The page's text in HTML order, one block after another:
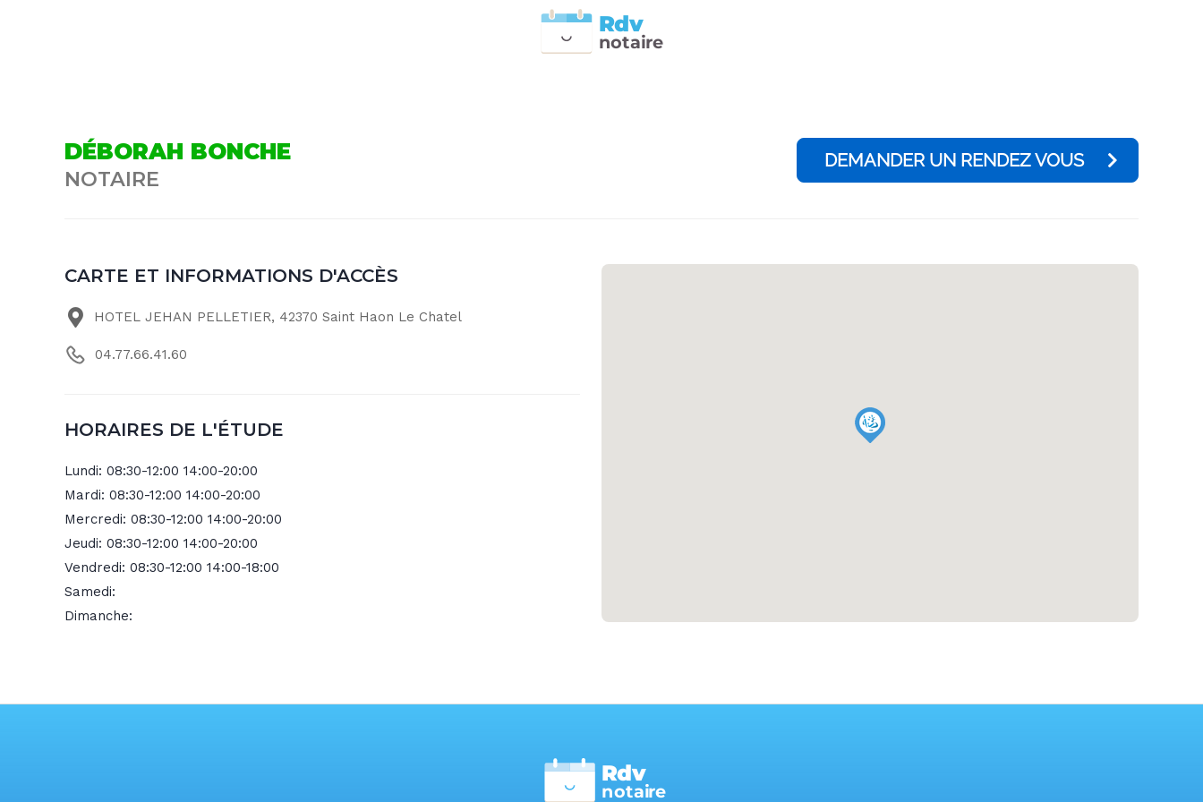
notaire
Rdv
DÉBORAH BONCHE
NOTAIRE
DEMANDER UN RENDEZ VOUS
CARTE ET INFORMATIONS D'ACCÈS
HOTEL JEHAN PELLETIER, 42370 Saint Haon Le Chatel
04.77.66.41.60
HORAIRES DE L'ÉTUDE
Lundi: 08:30-12:00 14:00-20:00
Mardi: 08:30-12:00 14:00-20:00
Mercredi: 08:30-12:00 14:00-20:00
Jeudi: 08:30-12:00 14:00-20:00
Vendredi: 08:30-12:00 14:00-18:00
Samedi:
Dimanche:
notaire
Rdv